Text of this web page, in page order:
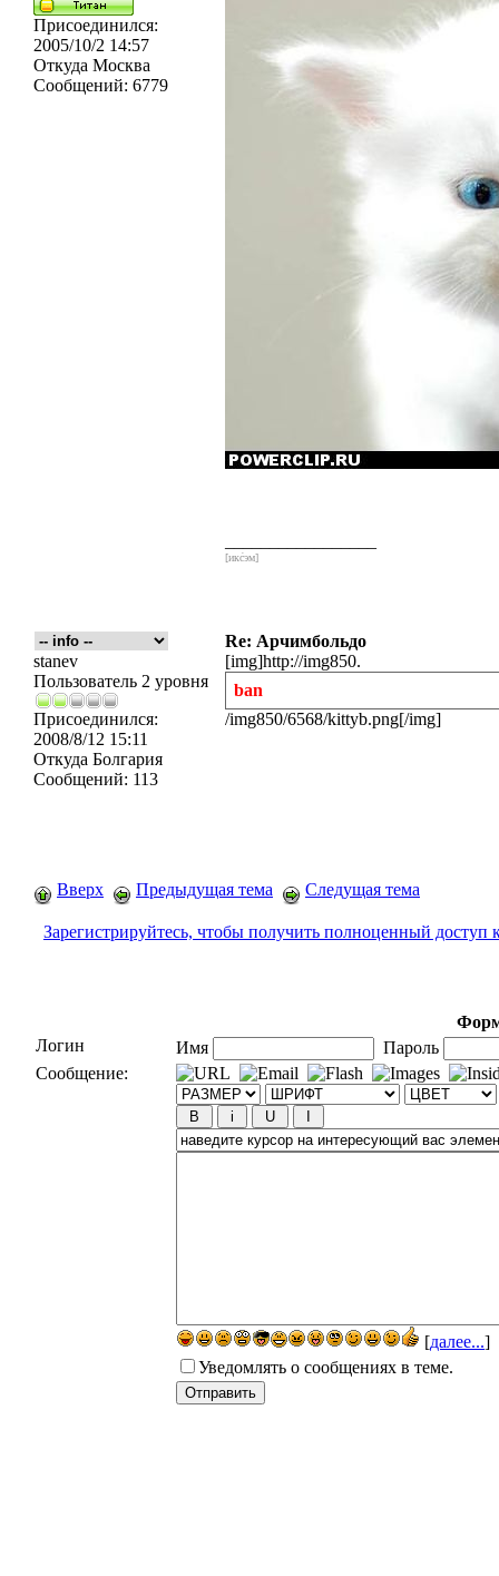
Присоединился:
2005/10/2 14:57
Откуда Москва
Сообщений: 6779
[икс́эм]
Re: Арчимбольдо
stanev
Пользователь 2 уровня
Присоединился:
2008/8/12 15:11
Откуда Болгария
Сообщений: 113
[img]http://img850.
ban
/img850/6568/kittyb.png[/img]
Вверх Предыдущая тема Следущая тема
Зарегистрируйтесь, чтобы получить полноценный доступ
Логин
Имя
Пароль
Сообщение:
[далее...]
Уведомлять о сообщениях в теме.